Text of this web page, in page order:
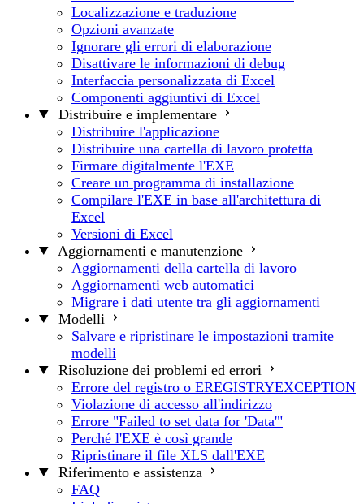
Localizzazione e traduzione
Opzioni avanzate
Ignorare gli errori di elaborazione
Disattivare le informazioni di debug
Interfaccia personalizzata di Excel
Componenti aggiuntivi di Excel
Distribuire e implementare
Distribuire l'applicazione
Distribuire una cartella di lavoro protetta
Firmare digitalmente l'EXE
Creare un programma di installazione
Compilare l'EXE in base all'architettura di
Excel
Versioni di Excel
Aggiornamenti e manutenzione
Aggiornamenti della cartella di lavoro
Aggiornamenti web automatici
Migrare i dati utente tra gli aggiornamenti
Modelli
Salvare e ripristinare le impostazioni tramite
modelli
Risoluzione dei problemi ed errori
Errore del registro o EREGISTRYEXCEPTION
Violazione di accesso all'indirizzo
Errore "Failed to set data for 'Data'"
Perché l'EXE è così grande
Ripristinare il file XLS dall'EXE
Riferimento e assistenza
FAQ